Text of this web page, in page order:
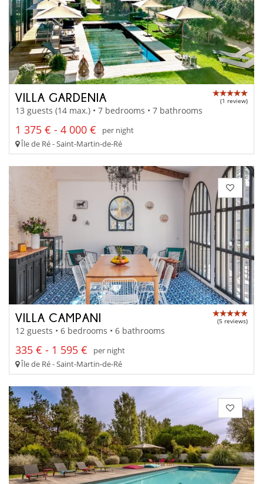
VILLA GARDENIA (1 review)
13 guests (14 max.) • 7 bedrooms • 7 bathrooms
1 375 € - 4 000 €
per night
Île de Ré - Saint-Martin-de-Ré
VILLA CAMPANI (5 reviews)
12 guests • 6 bedrooms • 6 bathrooms
335 € - 1 595 €
per night
Île de Ré - Saint-Martin-de-Ré